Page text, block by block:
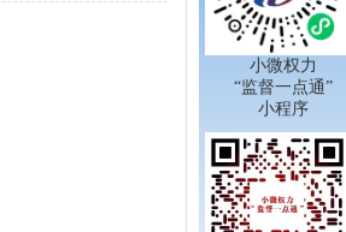
小微权力
“监督一点通”
小程序